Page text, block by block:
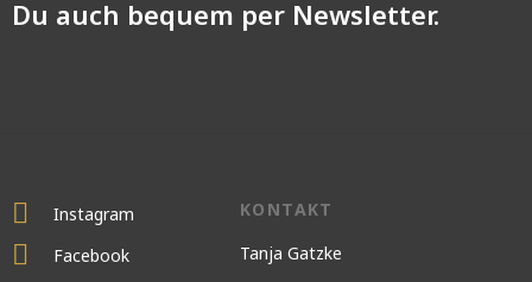
Du auch bequem per Newsletter.
Instagram
Facebook
KONTAKT
Tanja Gatzke